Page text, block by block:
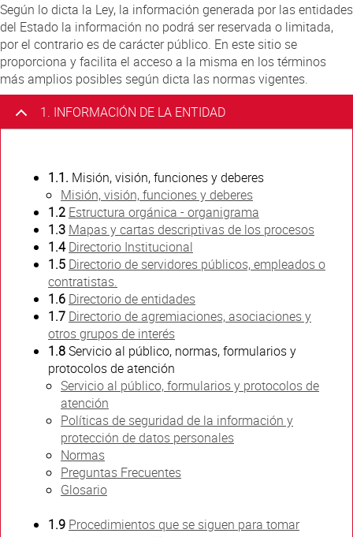
Según lo dicta la Ley, la información generada por las entidades
del Estado la información no podrá ser reservada o limitada,
por el contrario es de carácter público. En este sitio se
proporciona y facilita el acceso a la misma en los términos
más amplios posibles según dicta las normas vigentes.
1. INFORMACIÓN DE LA ENTIDAD
1.1. Misión, visión, funciones y deberes
Misión, visión, funciones y deberes
1.2 Estructura orgánica - organigrama
1.3 Mapas y cartas descriptivas de los procesos
1.4Directorio Institucional
1.5 Directorio de servidores públicos, empleados o
contratistas.
1.6 Directorio de entidades
1.7 Directorio de agremiaciones, asociaciones y
otros grupos de interés
1.8Servicio al público, normas, formularios y
protocolos de atención
Servicio al público, formularios y protocolos de
atención
Políticas de seguridad de la información y
protección de datos personales
Normas
Preguntas Frecuentes
Glosario
1.9 Procedimientos que se siguen para tomar